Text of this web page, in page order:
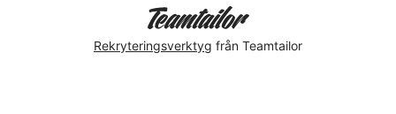
Rekryteringsverktyg från Teamtailor